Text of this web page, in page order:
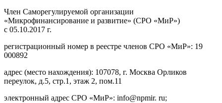
Член Саморегулируемой организации
«Микрофинансирование и развитие» (СРО «МиР»)
с 05.10.2017 г.
регистрационный номер в реестре членов СРО «МиР»: 19
000892
адрес (место нахождения): 107078, г. Москва Орликов
переулок, д.5, стр.1, этаж 2, пом.11
электронный адрес СРО «МиР»: info@npmir. ru;